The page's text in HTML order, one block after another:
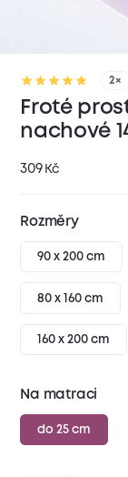
2×
Froté
nachové
309 Kč
Rozměry
90 x 200 cm
80 x 160 cm
160 x 200 cm
Na matraci
do 25 cm